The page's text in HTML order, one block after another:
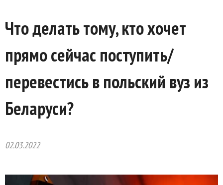
Что делать тому, кто хочет
прямо сейчас поступить/
перевестись в польский вуз из
Беларуси?
02.03.2022